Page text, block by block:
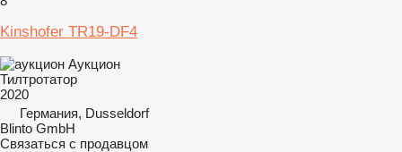
Kinshofer TR19-DF4
Аукцион
Тилтротатор
2020
Германия, Dusseldorf
Blinto GmbH
Связаться с продавцом